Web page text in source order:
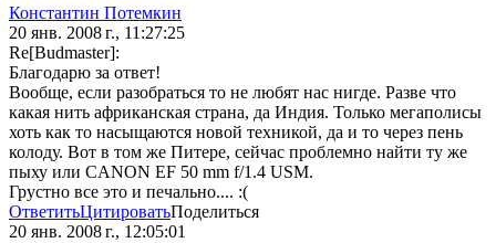
Константин Потемкин
20 янв. 2008 г., 11:27:25
Re[Budmaster]:
Благодарю за ответ!
Вообще, если разобраться то не любят нас нигде. Разве что
какая нить африканская страна, да Индия. Только мегаполисы
хоть как то насыщаются новой техникой, да и то через пень
колоду. Вот в том же Питере, сейчас проблемно найти ту же
пыху или CANON EF 50 mm f/1.4 USM.
Грустно все это и печально.... :(
ОтветитьЦитироватьПоделиться
20 янв. 2008 г., 12:05:01